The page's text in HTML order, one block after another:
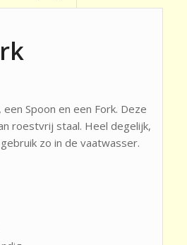
een Spoon en een Fork. Deze
roestvrij staal. Heel degelijk,
zo in de vaatwasser.